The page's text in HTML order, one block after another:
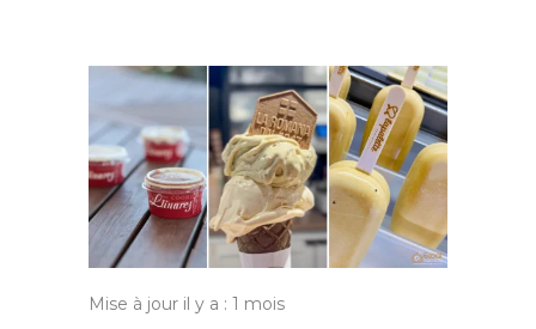
Mise à jour il y a : 1 mois